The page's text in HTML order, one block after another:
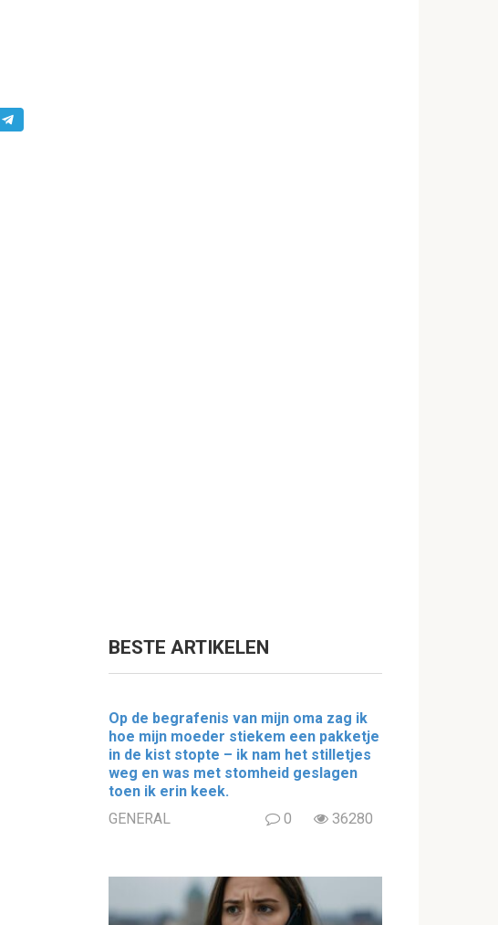
BESTE ARTIKELEN
Op de begrafenis van mijn oma zag ik
hoe mijn moeder stiekem een pakketje
in de kist stopte – ik nam het stilletjes
weg en was met stomheid geslagen
toen ik erin keek.
GENERAL
0 36280